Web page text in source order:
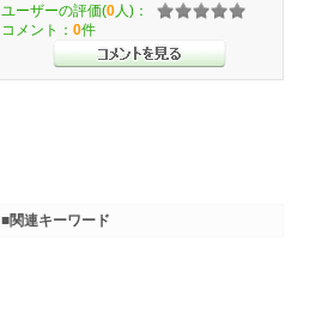
ユーザーの評価(0 人)：
コメント： 0件
■関連キーワード